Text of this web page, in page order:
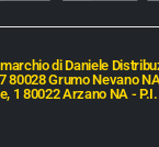
di Daniele
80028 Grumo Nevano
1 80022 Arzano NA -